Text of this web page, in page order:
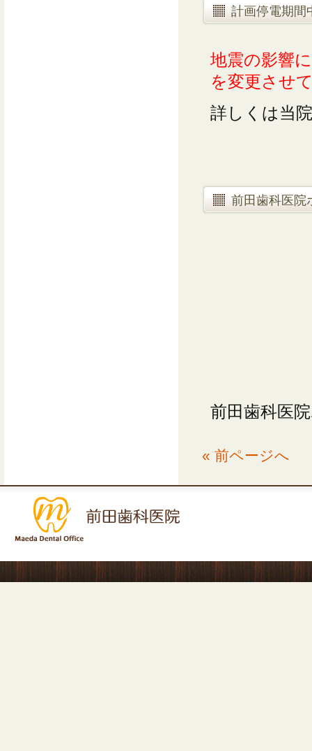
計画停電期間
地震の影響
を変更させ
詳しくは当
前田歯科医院
前田歯科医
« 前ページへ